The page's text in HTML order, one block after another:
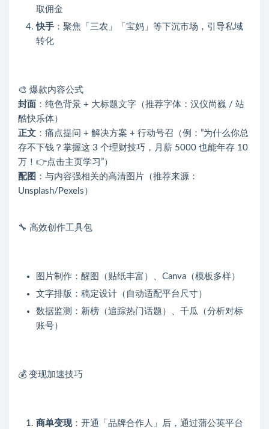
取佣金
快手 ：聚焦「三农」「宝妈」等下沉市场，引导私域
转化
🎨 爆款内容公式
封面 ：纯色背景 + 大标题文字（推荐字体：汉仪尚巍 / 站
酷快乐体）
正文 ：痛点提问 + 解决方案 + 行动号召（例：”为什么你总
存不下钱？掌握这 3 个理财技巧，月薪 5000 也能年存 10
万！👉点击主页学习”）
配图 ：与内容强相关的高清图片（推荐来源：
Unsplash/Pexels）
🔧 高效创作工具包
图片制作：醒图（贴纸丰富）、Canva（模板多样）
文字排版：稿定设计（自动适配平台尺寸）
数据监测：新榜（追踪热门话题）、千瓜（分析对标
账号）
💰 变现加速技巧
商单变现：开通「品牌合作人」后，通过蒲公英平台